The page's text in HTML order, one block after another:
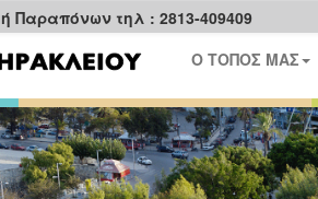
Παραπόνων τηλ : 2813-409409
Ο ΤΟΠΟΣ ΜΑΣ